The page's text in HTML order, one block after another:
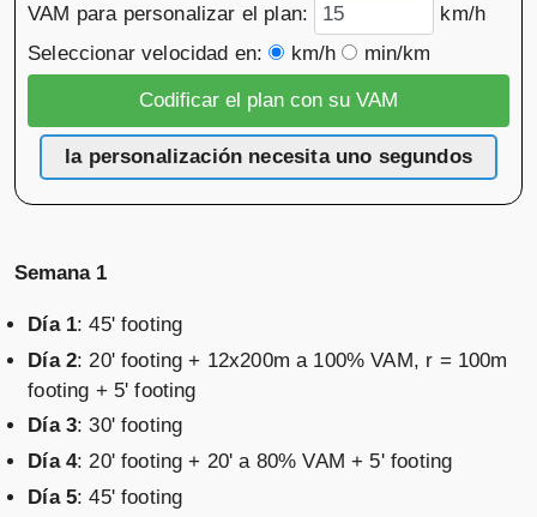
VAM para personalizar el plan:
km/h
Seleccionar velocidad en:
km/h min/km
la personalización necesita uno segundos
Semana 1
Día 1: 45' footing
Día 2: 20' footing + 12x200m a 100% VAM, r = 100m
footing + 5' footing
Día 3: 30' footing
Día 4: 20' footing + 20' a 80% VAM + 5' footing
Día 5: 45' footing